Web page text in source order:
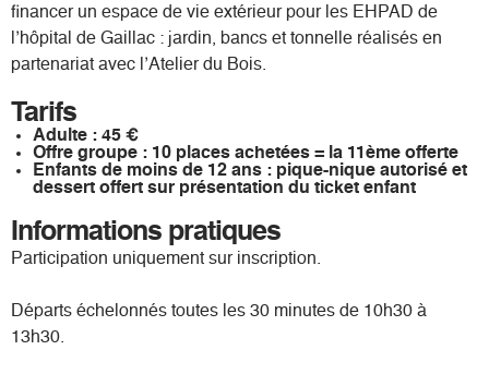
financer un espace de vie extérieur pour les EHPAD de
l’hôpital de Gaillac : jardin, bancs et tonnelle réalisés en
partenariat avec l’Atelier du Bois.
Tarifs
Adulte : 45 €
Offre groupe : 10 places achetées = la 11ème offerte
Enfants de moins de 12 ans : pique-nique autorisé et
dessert offert sur présentation du ticket enfant
Informations pratiques
Participation uniquement sur inscription.
Départs échelonnés toutes les 30 minutes de 10h30 à
13h30.